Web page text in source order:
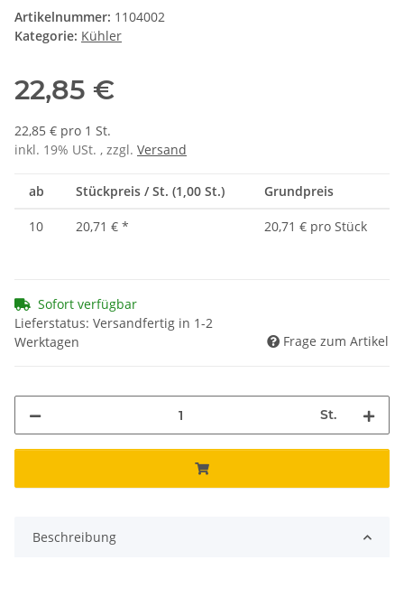
Artikelnummer: 1104002
Kategorie: Kühler
22,85 €
22,85 € pro 1 St.
inkl. 19% USt. , zzgl. Versand
ab Stückpreis / St. (1,00 St.) Grundpreis
10 20,71 € * 20,71 € pro Stück
Sofort verfügbar
Lieferstatus: Versandfertig in 1-2
Werktagen
Frage zum Artikel
St.
Beschreibung